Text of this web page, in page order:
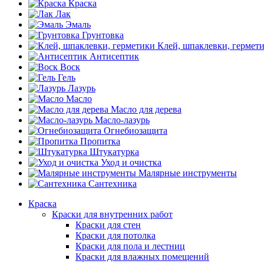
Краска
Лак
Эмаль
Грунтовка
Клей, шпаклевки,
Антисептик
Воск
Гель
Лазурь
Масло
Масло для дерева
Масло-лазурь
Огнебиозащита
Пропитка
Штукатурка
Уход и очистка
Малярные инструменты
Сантехника
Краска
Краски для внутренних работ
Краски для стен
Краски для потолка
Краски для пола и лестниц
Краски для влажных помещений